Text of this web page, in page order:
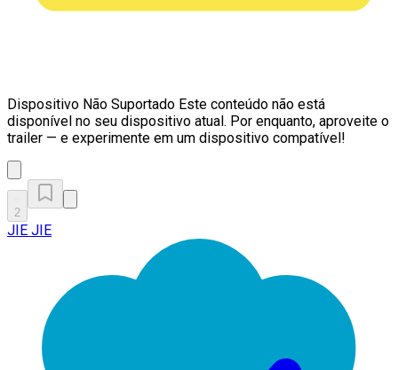
Dispositivo Não Suportado Este conteúdo não está
disponível no seu dispositivo atual. Por enquanto, aproveite o
trailer — e experimente em um dispositivo compatível!
2
JIE JIE